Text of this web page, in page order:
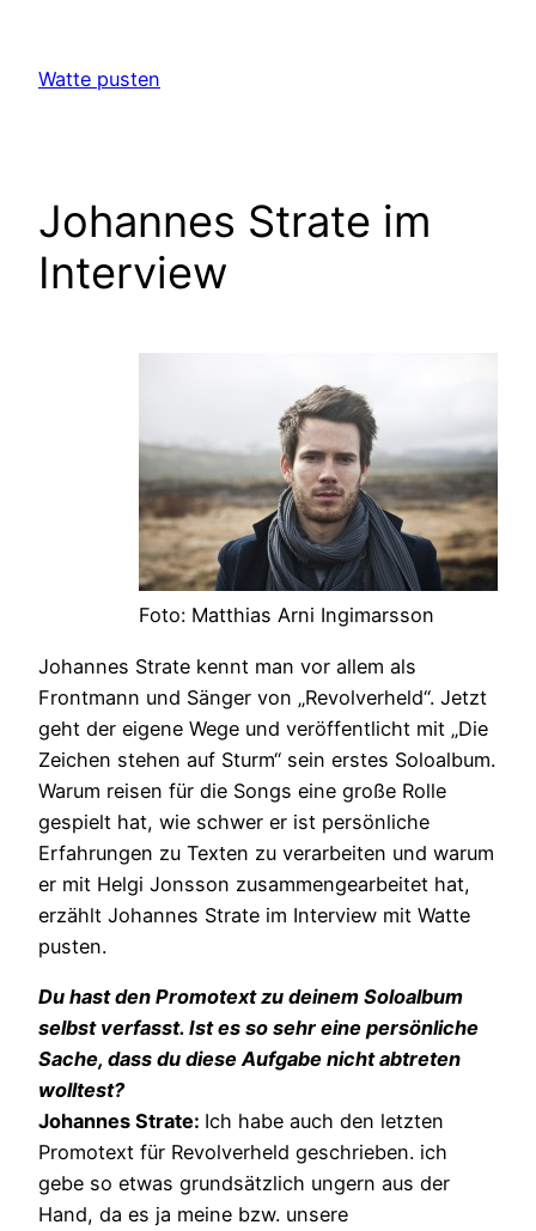
springen
Watte pusten
Johannes Strate im
Interview
Foto: Matthias Arni Ingimarsson
Johannes Strate kennt man vor allem als
Frontmann und Sänger von „Revolverheld“. Jetzt
geht der eigene Wege und veröffentlicht mit „Die
Zeichen stehen auf Sturm“ sein erstes Soloalbum.
Warum reisen für die Songs eine große Rolle
gespielt hat, wie schwer er ist persönliche
Erfahrungen zu Texten zu verarbeiten und warum
er mit Helgi Jonsson zusammengearbeitet hat,
erzählt Johannes Strate im Interview mit Watte
pusten.
Du hast den Promotext zu deinem Soloalbum
selbst verfasst. Ist es so sehr eine persönliche
Sache, dass du diese Aufgabe nicht abtreten
wolltest?
Johannes Strate: Ich habe auch den letzten
Promotext für Revolverheld geschrieben. ich
gebe so etwas grundsätzlich ungern aus der
Hand, da es ja meine bzw. unsere